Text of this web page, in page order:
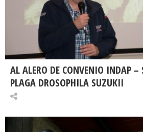
AL ALERO DE CONVENIO INDAP –
PLAGA DROSOPHILA SUZUKII